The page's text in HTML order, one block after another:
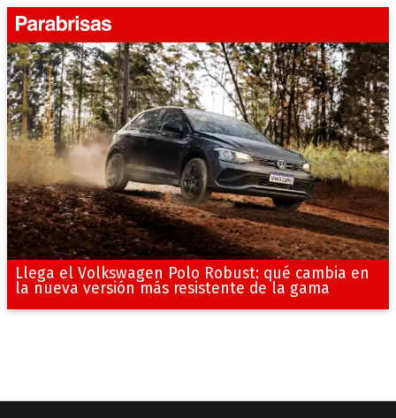
Llega el Volkswagen Polo Robust: qué cambia en
la nueva versión más resistente de la gama